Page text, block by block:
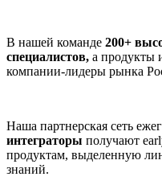
В нашей команде 200+
специалистов, а продукты
компании-лидеры рынка
Наша партнерская сеть
интеграторы получают
продуктам, выделенную
знаний.